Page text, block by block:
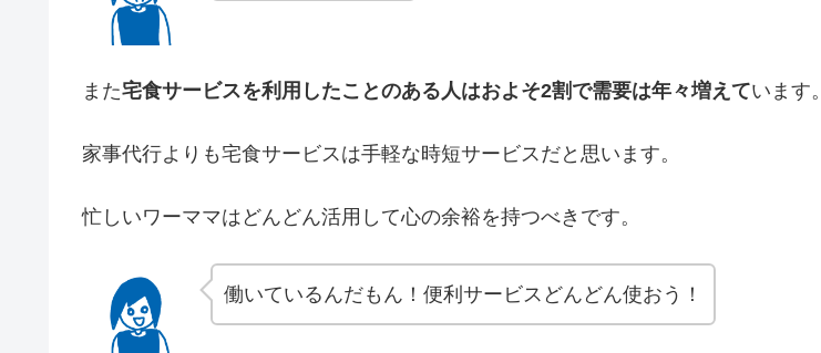
また宅食サービスを利用したことのある人はおよそ2割で需要は年々増えています。
家事代行よりも宅食サービスは手軽な時短サービスだと思います。
忙しいワーママはどんどん活用して心の余裕を持つべきです。
働いているんだもん！便利サービスどんどん使おう！